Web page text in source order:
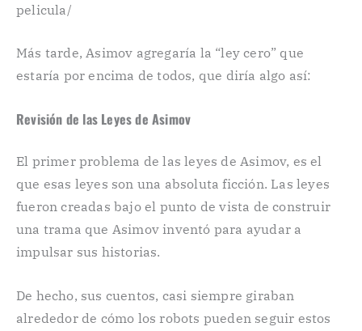
pelicula/
Más tarde, Asimov agregaría la “ley cero” que
estaría por encima de todos, que diría algo así:
Revisión de las Leyes de Asimov
El primer problema de las leyes de Asimov, es el
que esas leyes son una absoluta ficción. Las leyes
fueron creadas bajo el punto de vista de construir
una trama que Asimov inventó para ayudar a
impulsar sus historias.
De hecho, sus cuentos, casi siempre giraban
alrededor de cómo los robots pueden seguir estos